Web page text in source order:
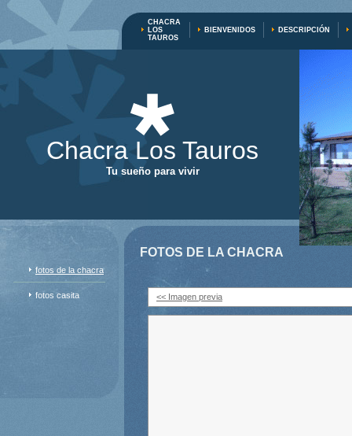
CHACRA
LOS
TAUROS
BIENVENIDOS DESCRIPCIÓN
Chacra Los Tauros
Tu sueño para vivir
fotos de la chacra
fotos casita
FOTOS DE LA CHACRA
<< Imagen previa